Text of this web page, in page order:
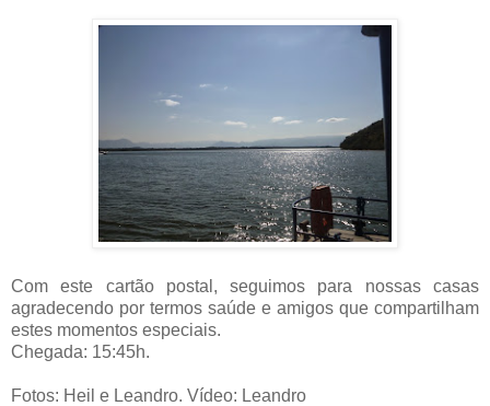
Com este cartão postal, seguimos para nossas casas
agradecendo por termos saúde e amigos que compartilham
estes momentos especiais.
Chegada: 15:45h.
Fotos: Heil e Leandro. Vídeo: Leandro